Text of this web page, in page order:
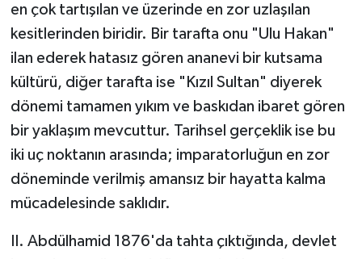
en çok tartışılan ve üzerinde en zor uzlaşılan
kesitlerinden biridir. Bir tarafta onu "Ulu Hakan"
ilan ederek hatasız gören ananevi bir kutsama
kültürü, diğer tarafta ise "Kızıl Sultan" diyerek
dönemi tamamen yıkım ve baskıdan ibaret gören
bir yaklaşım mevcuttur. Tarihsel gerçeklik ise bu
iki uç noktanın arasında; imparatorluğun en zor
döneminde verilmiş amansız bir hayatta kalma
mücadelesinde saklıdır.
II. Abdülhamid 1876'da tahta çıktığında, devlet